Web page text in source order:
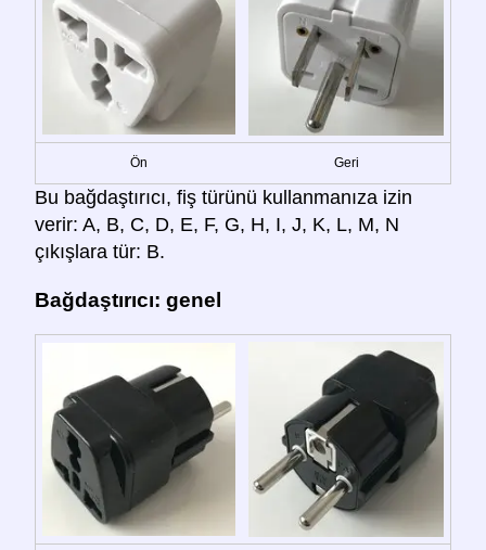
Ön Geri
Bu bağdaştırıcı, fiş türünü kullanmanıza izin
verir: A, B, C, D, E, F, G, H, I, J, K, L, M, N
çıkışlara tür: B.
Bağdaştırıcı: genel